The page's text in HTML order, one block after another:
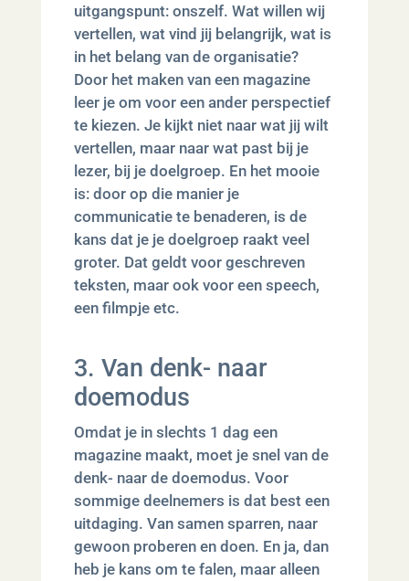
uitgangspunt: onszelf. Wat willen wij
vertellen, wat vind jij belangrijk, wat is
in het belang van de organisatie?
Door het maken van een magazine
leer je om voor een ander perspectief
te kiezen. Je kijkt niet naar wat jij wilt
vertellen, maar naar wat past bij je
lezer, bij je doelgroep. En het mooie
is: door op die manier je
communicatie te benaderen, is de
kans dat je je doelgroep raakt veel
groter. Dat geldt voor geschreven
teksten, maar ook voor een speech,
een filmpje etc.
3. Van denk- naar
doemodus
Omdat je in slechts 1 dag een
magazine maakt, moet je snel van de
denk- naar de doemodus. Voor
sommige deelnemers is dat best een
uitdaging. Van samen sparren, naar
gewoon proberen en doen. En ja, dan
heb je kans om te falen, maar alleen